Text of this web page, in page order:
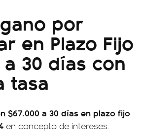
por
en Plazo Fijo
30 días con
tasa
$67.000 a 30 días en plazo fijo
en concepto de intereses.